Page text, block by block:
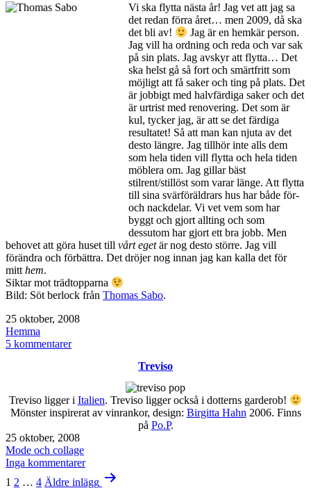
Vi ska flytta nästa år! Jag vet att jag sa
det redan förra året… men 2009, då ska
det bli av!
Jag är en hemkär person.
Jag vill ha ordning och reda och var sak
på sin plats. Jag avskyr att flytta… Det
ska helst gå så fort och smärtfritt som
möjligt att få saker och ting på plats. Det
är jobbigt med halvfärdiga saker och det
är urtrist med renovering. Det som är
kul, tycker jag, är att se det färdiga
resultatet! Så att man kan njuta av det
desto längre. Jag tillhör inte alls dem
som hela tiden vill flytta och hela tiden
möblera om. Jag gillar bäst
stilrent/stillöst som varar länge. Att flytta
till sina svärföräldrars hus har både för-
och nackdelar. Vi vet vem som har
byggt och gjort allting och som
dessutom har gjort ett bra jobb. Men
behovet att göra huset till vårt egetär nog desto större. Jag vill
förändra och förbättra. Det dröjer nog innan jag kan kalla det för
mitt hem.
Siktar mot trädtopparna
Bild: Söt berlock från Thomas Sabo.
Publicerat
den
25 oktober, 2008
Kategoriserat
som
Hemma
5 kommentarertill
Treviso
Treviso ligger i Italien. Treviso ligger också i dotterns garderob!
Mönster inspirerat av vinrankor, design: Birgitta Hahn 2006. Finns
på Po.P.
Publicerat
den
25 oktober, 2008
Kategoriserat
som
Mode och collage
Inga kommentarertill
Treviso
Sidnumrering
1 2 … 4 Äldre inlägg